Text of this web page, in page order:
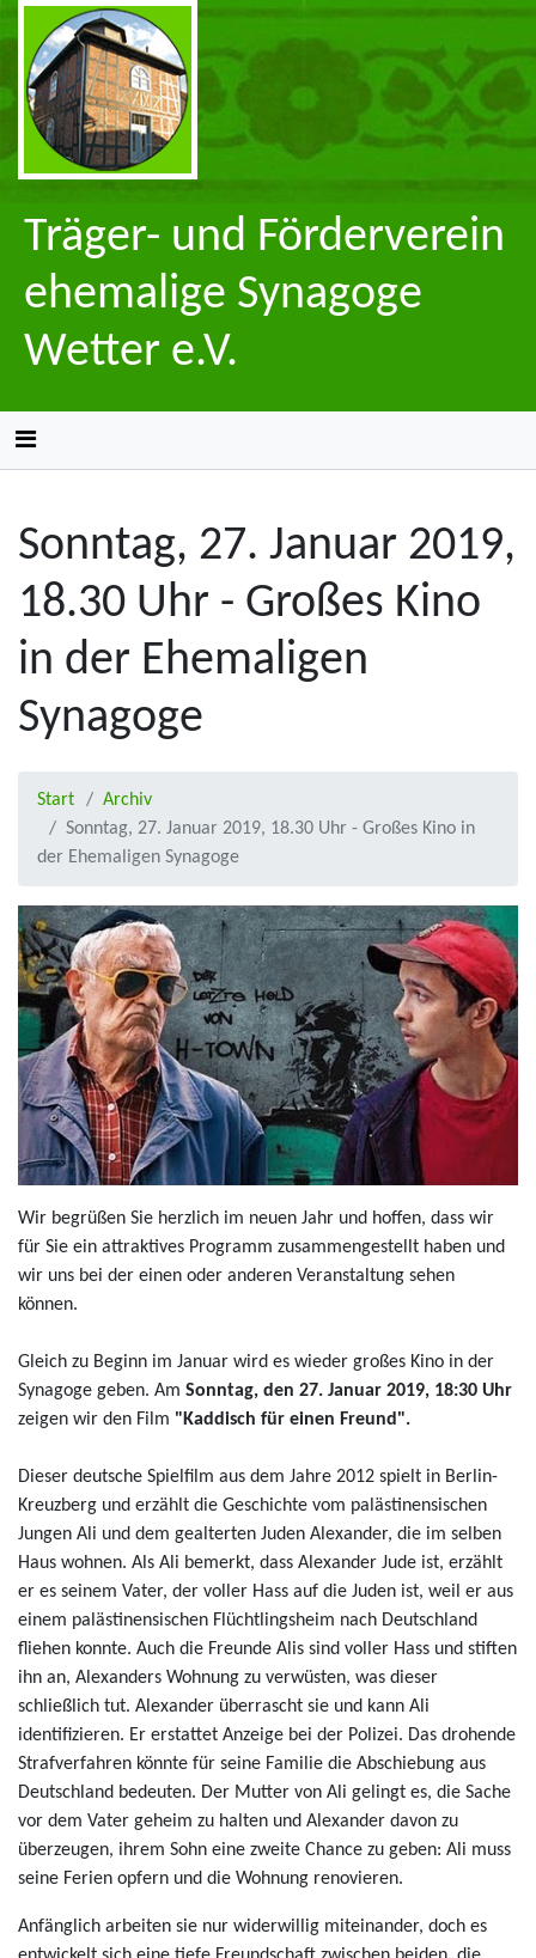
Träger- und Förderverein
ehemalige Synagoge
Wetter e.V.
Sonntag, 27. Januar 2019,
18.30 Uhr - Großes Kino
in der Ehemaligen
Synagoge
Start
Archiv
Sonntag, 27. Januar 2019, 18.30 Uhr - Großes Kino in
der Ehemaligen Synagoge
Wir begrüßen Sie herzlich im neuen Jahr und hoffen, dass wir
für Sie ein attraktives Programm zusammengestellt haben und
wir uns bei der einen oder anderen Veranstaltung sehen
können.
Gleich zu Beginn im Januar wird es wieder großes Kino in der
Synagoge geben. Am Sonntag, den 27. Januar 2019, 18:30 Uhr
zeigen wir den Film "Kaddisch für einen Freund".
Dieser deutsche Spielfilm aus dem Jahre 2012 spielt in Berlin-
Kreuzberg und erzählt die Geschichte vom palästinensischen
Jungen Ali und dem gealterten Juden Alexander, die im selben
Haus wohnen. Als Ali bemerkt, dass Alexander Jude ist, erzählt
er es seinem Vater, der voller Hass auf die Juden ist, weil er aus
einem palästinensischen Flüchtlingsheim nach Deutschland
fliehen konnte. Auch die Freunde Alis sind voller Hass und stiften
ihn an, Alexanders Wohnung zu verwüsten, was dieser
schließlich tut. Alexander überrascht sie und kann Ali
identifizieren. Er erstattet Anzeige bei der Polizei. Das drohende
Strafverfahren könnte für seine Familie die Abschiebung aus
Deutschland bedeuten. Der Mutter von Ali gelingt es, die Sache
vor dem Vater geheim zu halten und Alexander davon zu
überzeugen, ihrem Sohn eine zweite Chance zu geben: Ali muss
seine Ferien opfern und die Wohnung renovieren.
Anfänglich arbeiten sie nur widerwillig miteinander, doch es